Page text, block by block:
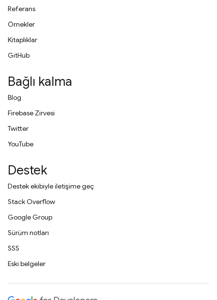
Referans
Örnekler
Kitaplıklar
GitHub
Bağlı kalma
Blog
Firebase Zirvesi
Twitter
YouTube
Destek
Destek ekibiyle iletişime geç
Stack Overflow
Google Group
Sürüm notları
SSS
Eski belgeler